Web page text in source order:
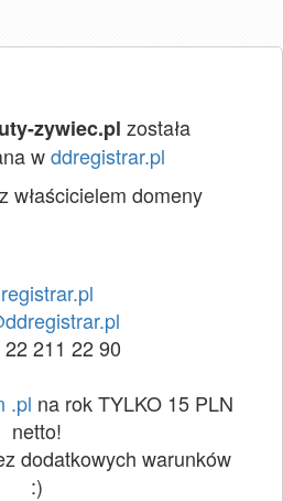
zywiec.pl została
wddregistrar.pl
z właścicielem domeny
211 22 90
.pl na rok TYLKO 15 PLN
netto!
dodatkowych warunków
:)